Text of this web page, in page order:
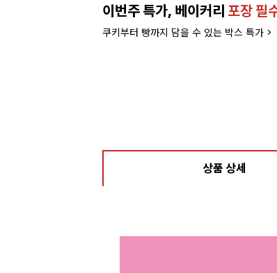
이번주 특가, 베이커리포장 필
쿠키부터 빵까지 담을 수 있는 박스 특가 >
상품 상세